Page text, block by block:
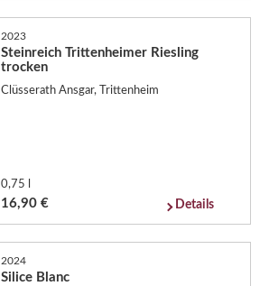
2023
Steinreich Trittenheimer Riesling
trocken
Clüsserath Ansgar, Trittenheim
0,75 l
16,90 € Details
2024
Silice Blanc